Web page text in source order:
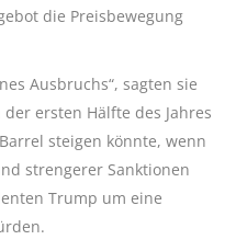
die Preisbewegung
Ausbruchs“, sagten sie
ersten Hälfte des Jahres
steigen könnte, wenn
strengerer Sanktionen
Trump um eine